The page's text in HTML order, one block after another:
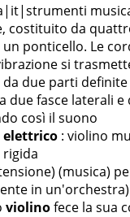
costituito da
un ponticello. Le
si
due parti definite
due fasce laterali
così il suono
: violino
(musica)
in un'orchestra)
violinofece la sua